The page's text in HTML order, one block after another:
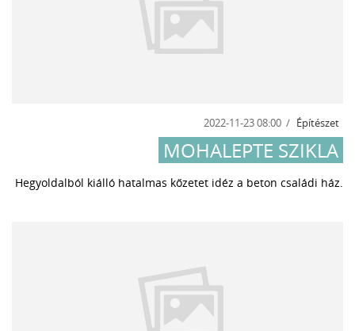
2022-11-23 08:00 Építészet
MOHALEPTE SZIKLA
Hegyoldalból kiálló hatalmas kőzetet idéz a beton családi ház.